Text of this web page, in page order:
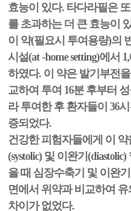
효능이 있다. 타다라필은 또
를 초과하는 더 큰 효능이
이 약(필요시 투여용량)의
시설(at -home setting)에서
하였다. 이 약은 발기부전
교하여 투여 16분 후부터
라 투여한 후 환자들이 36
증되었다.
건강한 피험자들에게 이 약
(systolic) 및 이완기
을 때 심장수축기 및 이완
면에서 위약과 비교하여
차이가 없었다.